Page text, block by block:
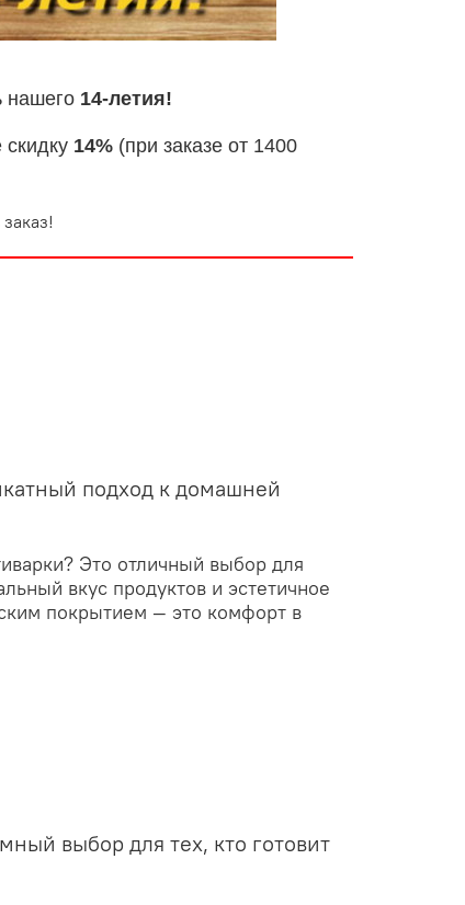
нашего 14-летия!
14% (при заказе от 1400
подход к домашней
Это отличный выбор для
вкус продуктов и эстетичное
покрытием — это комфорт в
выбор для тех, кто готовит